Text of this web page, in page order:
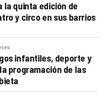
la quinta edición de
y circo en sus barrios
infantiles, deporte y
programación de las